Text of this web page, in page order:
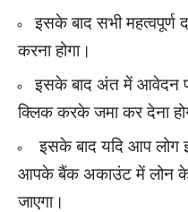
इसके बाद सभी
करना होगा।
इसके बाद अंत में आवेदन
क्लिक करके जमा कर देना
इसके बाद यदि आप लोग
आपके बैंक अकाउंट में लोन के
जाएगा।